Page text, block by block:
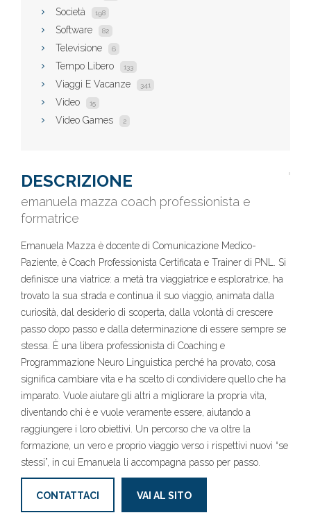
Società 198
Software 82
Televisione 6
Tempo Libero 133
Viaggi E Vacanze 341
Video 15
Video Games 2
DESCRIZIONE
emanuela mazza coach professionista e
formatrice
Emanuela Mazza è docente di Comunicazione Medico-
Paziente, è Coach Professionista Certificata e Trainer di PNL. Si
definisce una viatrice: a metà tra viaggiatrice e esploratrice, ha
trovato la sua strada e continua il suo viaggio, animata dalla
curiosità, dal desiderio di scoperta, dalla volontà di crescere
passo dopo passo e dalla determinazione di essere sempre se
stessa. È una libera professionista di Coaching e
Programmazione Neuro Linguistica perché ha provato, cosa
significa cambiare vita e ha scelto di condividere quello che ha
imparato. Vuole aiutare gli altri a migliorare la propria vita,
diventando chi è e vuole veramente essere, aiutando a
raggiungere i loro obiettivi. Un percorso che va oltre la
formazione, un vero e proprio viaggio verso i rispettivi nuovi “se
stessi”, in cui Emanuela li accompagna passo per passo.
CONTATTACI VAI AL SITO